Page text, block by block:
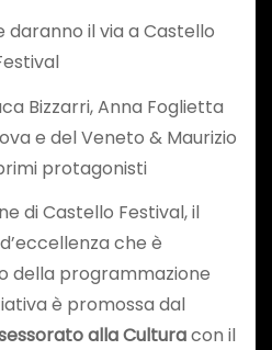
daranno il via a Castello
Bizzarri, Anna Foglietta
e del Veneto & Maurizio
protagonisti
di Castello Festival, il
che è
della programmazione
è promossa dal
alla Culturacon il